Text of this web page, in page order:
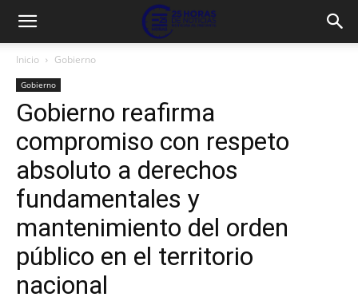
Inicio Gobierno
Gobierno
Gobierno reafirma
compromiso con respeto
absoluto a derechos
fundamentales y
mantenimiento del orden
público en el territorio
nacional